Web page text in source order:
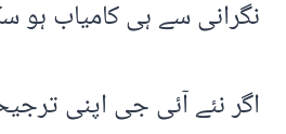
نگرانی سے ہی کامیاب ہو
اگر نئے آئی جی اپنی